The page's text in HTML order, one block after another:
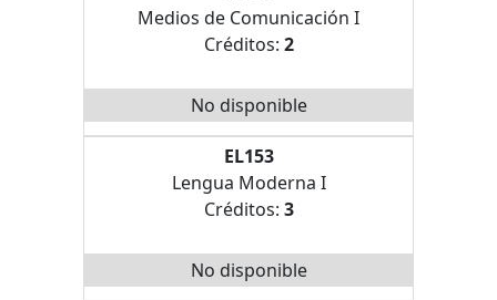
Medios de Comunicación I
Créditos: 2
No disponible
EL153
Lengua Moderna I
Créditos: 3
No disponible